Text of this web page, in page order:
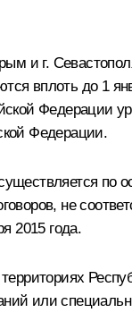
и г.
вплоть до 1
Федерации
Федерации.
по
не
2015 года.
или